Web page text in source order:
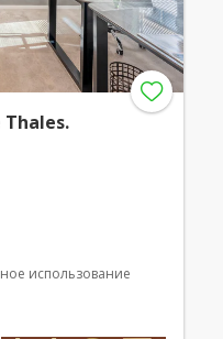
использование